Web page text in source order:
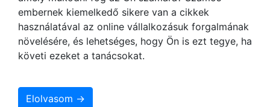
embernek kiemelkedő sikere van a cikkek
használatával az online vállalkozásuk forgalmának
növelésére, és lehetséges, hogy Ön is ezt tegye, ha
követi ezeket a tanácsokat.
Elolvasom →